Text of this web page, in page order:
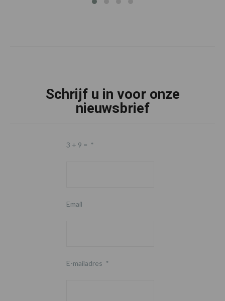
Schrijf u in voor onze
nieuwsbrief
3 + 9 = *
Email
E-mailadres *